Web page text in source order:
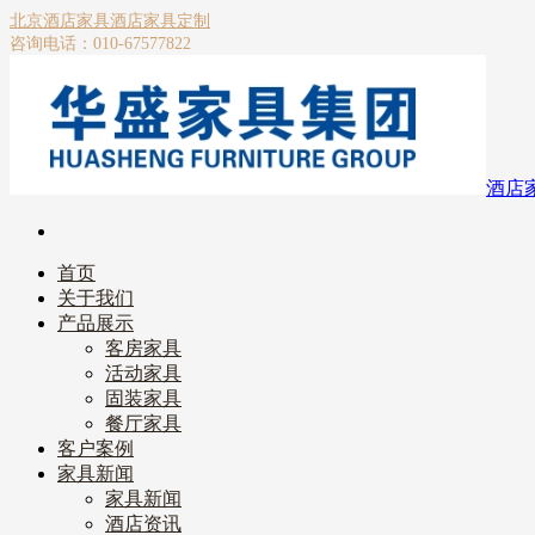
北京酒店家具酒店家具定制
咨询电话：010-67577822
酒店
首页
关于我们
产品展示
客房家具
活动家具
固装家具
餐厅家具
客户案例
家具新闻
家具新闻
酒店资讯